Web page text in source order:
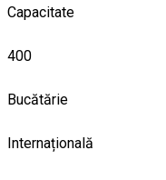
Capacitate
400
Bucătărie
Internațională